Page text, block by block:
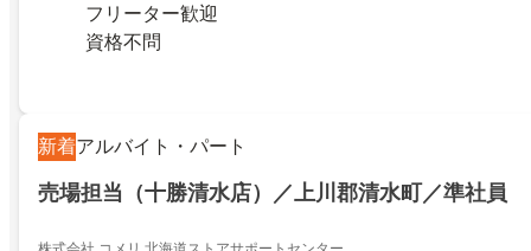
フリーター歓迎
資格不問
新着アルバイト・パート
売場担当（十勝清水店）／上川郡清水町／準社員